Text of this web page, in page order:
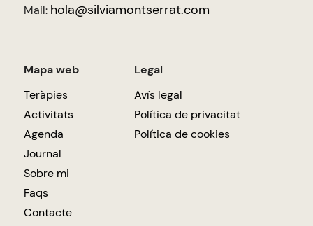
Mail: hola@silviamontserrat.com
Mapa web
Teràpies
Activitats
Agenda
Journal
Sobre mi
Faqs
Contacte
Legal
Avís legal
Política de privacitat
Política de cookies